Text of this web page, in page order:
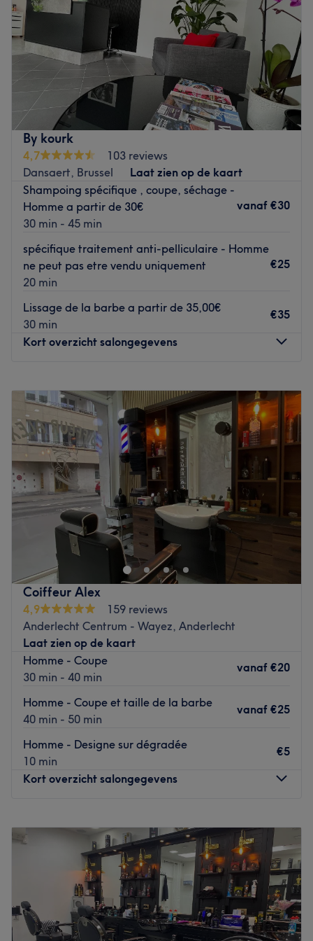
Zaterdag
10:00
19:00
11:00 19:00
Beauty Chloe, situé à Bruxelles, est un institut spécialisé
dans la beauté des mains où Vera propose des soins
minutieux pour sublimer votre manucure.
Transport public le plus proche
À proximité de la station de métro Saint-Guidon,
garantissant une accessibilité pratique.
L’équipe
Vera accueille ses clientes avec expertise et attention
pour des prestations personnalisées.
Nos coups de cœur :
L’atmosphère : Un cadre élégant et chaleureux, idéal
pour une mise en beauté relaxante.
Les spécialités de l’établissement : Manucure et soins des
impeccable.
Go to venue
By kourk
4,7
103 reviews
Dansaert, Brussel
Laat zien op de kaart
Shampoing spécifique , coupe, séchage -
Homme a partir de 30€
30 min - 45 min
vanaf €30
spécifique traitement anti-pelliculaire - Homme
ne peut pas etre vendu uniquement
20 min
€25
Lissage de la barbe a partir de 35,00€
30 min
€35
Kort overzicht salongegevens
Dinsdag
09:30 –19:00
Woensdag
09:30
19:00
Donderdag
09:30 –19:00
Vrijdag
09:30 –20:00
Zaterdag
09:00
20:00
Zondag
Gesloten
Définitivement fermé
Go to venue
Coiffeur Alex
4,9
159 reviews
Anderlecht Centrum - Wayez, Anderlecht
Laat zien op de kaart
Homme - Coupe
30 min - 40 min
vanaf €20
Homme - Coupe et taille de la barbe
40 min - 50 min
vanaf €25
Homme - Designe sur dégradée
10 min
€5
Kort overzicht salongegevens
09:00 –19:00
Woensdag
09:00–19:00
Donderdag
09:30–19:00
08:00–18:30
Zaterdag
08:00–19:30
Zondag
11:00–17:00